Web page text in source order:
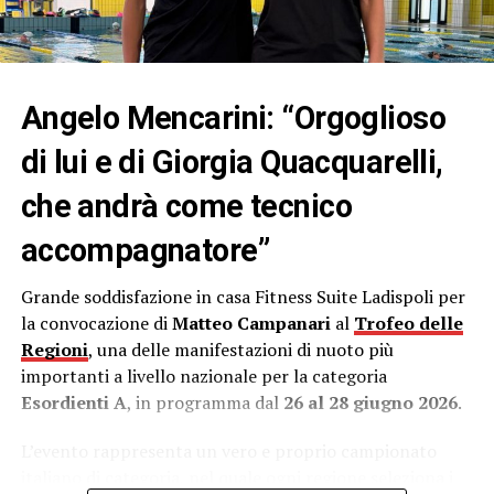
Un ruolo centrale in questa iniziativa lo ha ancora una
volta il circuitoFitness Suite
, che mette gratuitamente
a disposizione le proprie strutture per attività di valore
sociale. Un gesto che conferma la costante buona
volontà e disponibilità del titolare
Cordeschi, da sempre attento a promuovere progetti
che vanno oltre il semplice aspetto sportivo,
abbracciando temi come la sicurezza, l’inclusione, il
benessere e la responsabilità sociale.
Fondamentale anche il patrocinio del
Comune di
Angelo Mencarini: “Orgoglioso
di lui e di Giorgia Quacquarelli,
che andrà come tecnico
accompagnatore”
Grande soddisfazione in casa Fitness Suite Ladispoli per
la convocazione diMatteo Campanarial Trofeo delle
Regioni, una delle manifestazioni di nuoto più
importanti a livello nazionale per la categoria
Esordienti A, in programma dal 26 al 28 giugno 2026.